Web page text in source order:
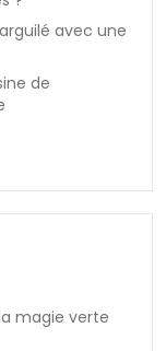
avec une
de
magie verte